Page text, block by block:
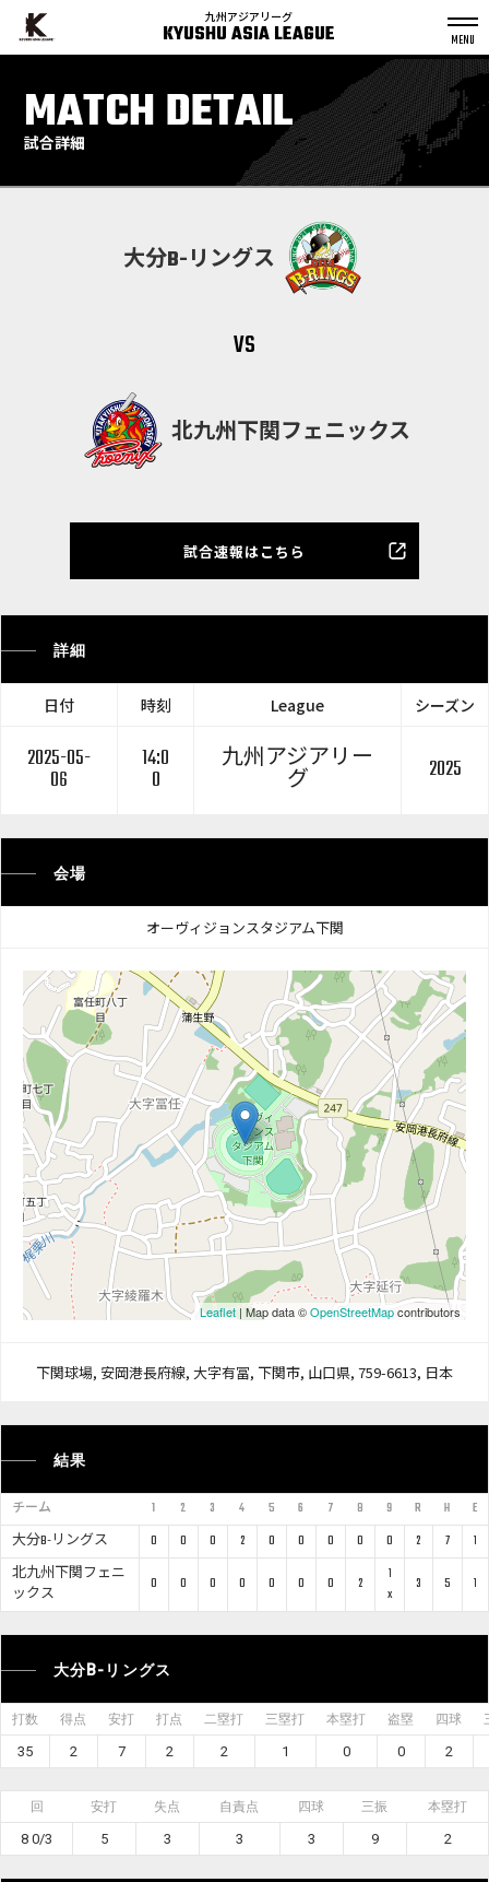
九州アジアリーグ
KYUSHU ASIA LEAGUE
MATCH DETAIL
試合詳細
大分B-リングス
vs
北九州下関フェニックス
試合速報はこちら
詳細
日付 時刻 League シーズン
2025-05-
06
14:0
0
九州アジアリー
グ 2025
会場
オーヴィジョンスタジアム下関
Leaflet | Map data ©OpenStreetMapcontributors
下関球場, 安岡港長府線, 大字有冨, 下関市, 山口県, 759-6613, 日本
結果
チーム 1 2 3 4 5 6 7 8 9 R H E
大分B-リングス 0 0 0 2 0 0 0 0 0 2 7
1
北九州下関フェニ
ックス
0 0 0 0 0 0 0 2
1
x
3 5 1
大分B-リングス
打数 得点 安打 打点 二塁打 三塁打 本塁打 盗塁 四球
35 2 7 2 2 1 0 0 2
回 安打 失点 自責点 四球 三振 本塁打
8 0/3 5 3 3 3 9 2